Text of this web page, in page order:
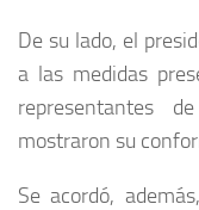
De su lado, el
a las medidas
representantes
mostraron su
Se acordó,